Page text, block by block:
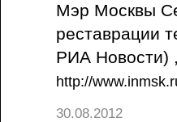
Мэр Москвы
реставрации
РИА Новости)
http://
30.08.2012